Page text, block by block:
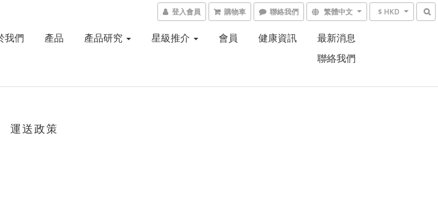
登入會員 購物車 聯絡我們 繁體中文 $ HKD
我們 產品 產品研究 星級推介 會員 健康資訊
最新消息
聯絡我們
運送政策